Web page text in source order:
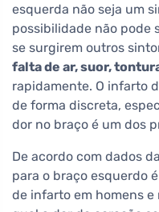
esquerda não seja um
possibilidade não pode
se surgirem outros
falta de ar, suor,
rapidamente. O infarto
de forma discreta,
dor no braço é um dos
De acordo com dados
para o braço esquerdo
de infarto em homens e